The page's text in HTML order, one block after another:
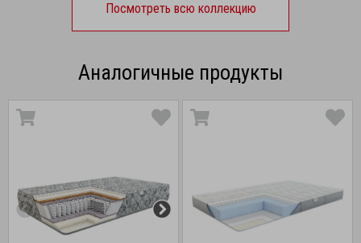
Посмотреть всю коллекцию
Аналогичные продукты